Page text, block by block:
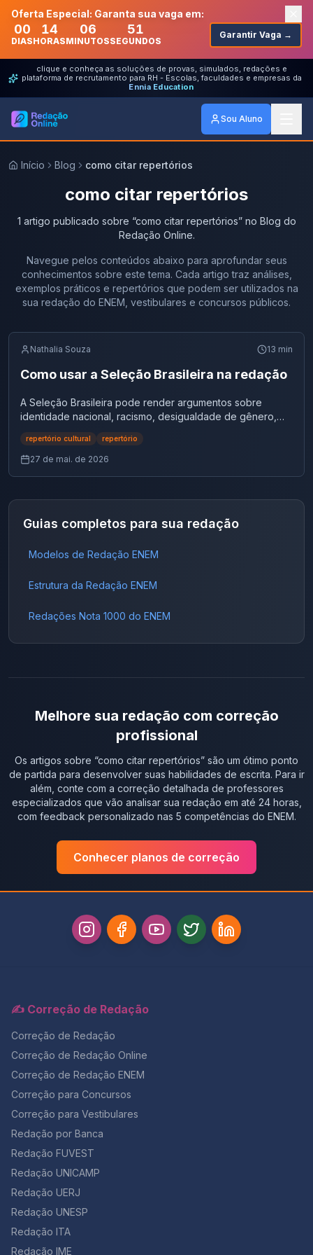
Oferta Especial: Garanta sua vaga em:
00
DIAS
14
HORAS
06
MINUTOS
51
SEGUNDOS
Garantir Vaga →
clique e conheça as soluções de provas, simulados, redações e
plataforma de recrutamento para RH - Escolas, faculdades e empresas da
Ennia Education
Sou Aluno
Início Blog como citar repertórios
como citar repertórios
1 artigo publicado sobre “como citar repertórios” no Blog do
Redação Online.
Navegue pelos conteúdos abaixo para aprofundar seus
conhecimentos sobre este tema. Cada artigo traz análises,
exemplos práticos e repertórios que podem ser utilizados na
sua redação do ENEM, vestibulares e concursos públicos.
Nathalia Souza 13 min
Como usar a Seleção Brasileira na redação
A Seleção Brasileira pode render argumentos sobre
identidade nacional, racismo, desigualdade de gênero,
mídia, consumo, esporte e políticas públicas. Veja como
aplicar esse repertório.
repertório cultural repertório
27 de mai. de 2026
Guias completos para sua redação
Modelos de Redação ENEM
Estrutura da Redação ENEM
Redações Nota 1000 do ENEM
Melhore sua redação com correção
profissional
Os artigos sobre “como citar repertórios” são um ótimo ponto
de partida para desenvolver suas habilidades de escrita. Para ir
além, conte com a correção detalhada de professores
especializados que vão analisar sua redação em até 24 horas,
com feedback personalizado nas 5 competências do ENEM.
Conhecer planos de correção
✍️ Correção de Redação
Correção de Redação
Correção de Redação Online
Correção de Redação ENEM
Correção para Concursos
Correção para Vestibulares
Redação por Banca
Redação FUVEST
Redação UNICAMP
Redação UERJ
Redação UNESP
Redação ITA
Redação IME